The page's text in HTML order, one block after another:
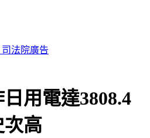
「她」心疼：很不舒服
用電達3808.4
高